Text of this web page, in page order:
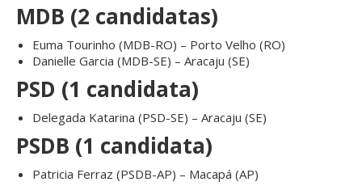
MDB (2 candidatas)
Euma Tourinho (MDB-RO) – Porto Velho (RO)
Danielle Garcia (MDB-SE) – Aracaju (SE)
PSD (1 candidata)
Delegada Katarina (PSD-SE) – Aracaju (SE)
PSDB (1 candidata)
Patricia Ferraz (PSDB-AP) – Macapá (AP)